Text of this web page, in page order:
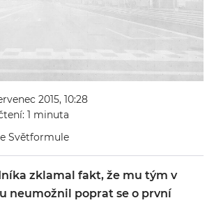
2015, 10:28
1 minuta
Světformule
zklamal fakt, že mu tým v
neumožnil poprat se o první